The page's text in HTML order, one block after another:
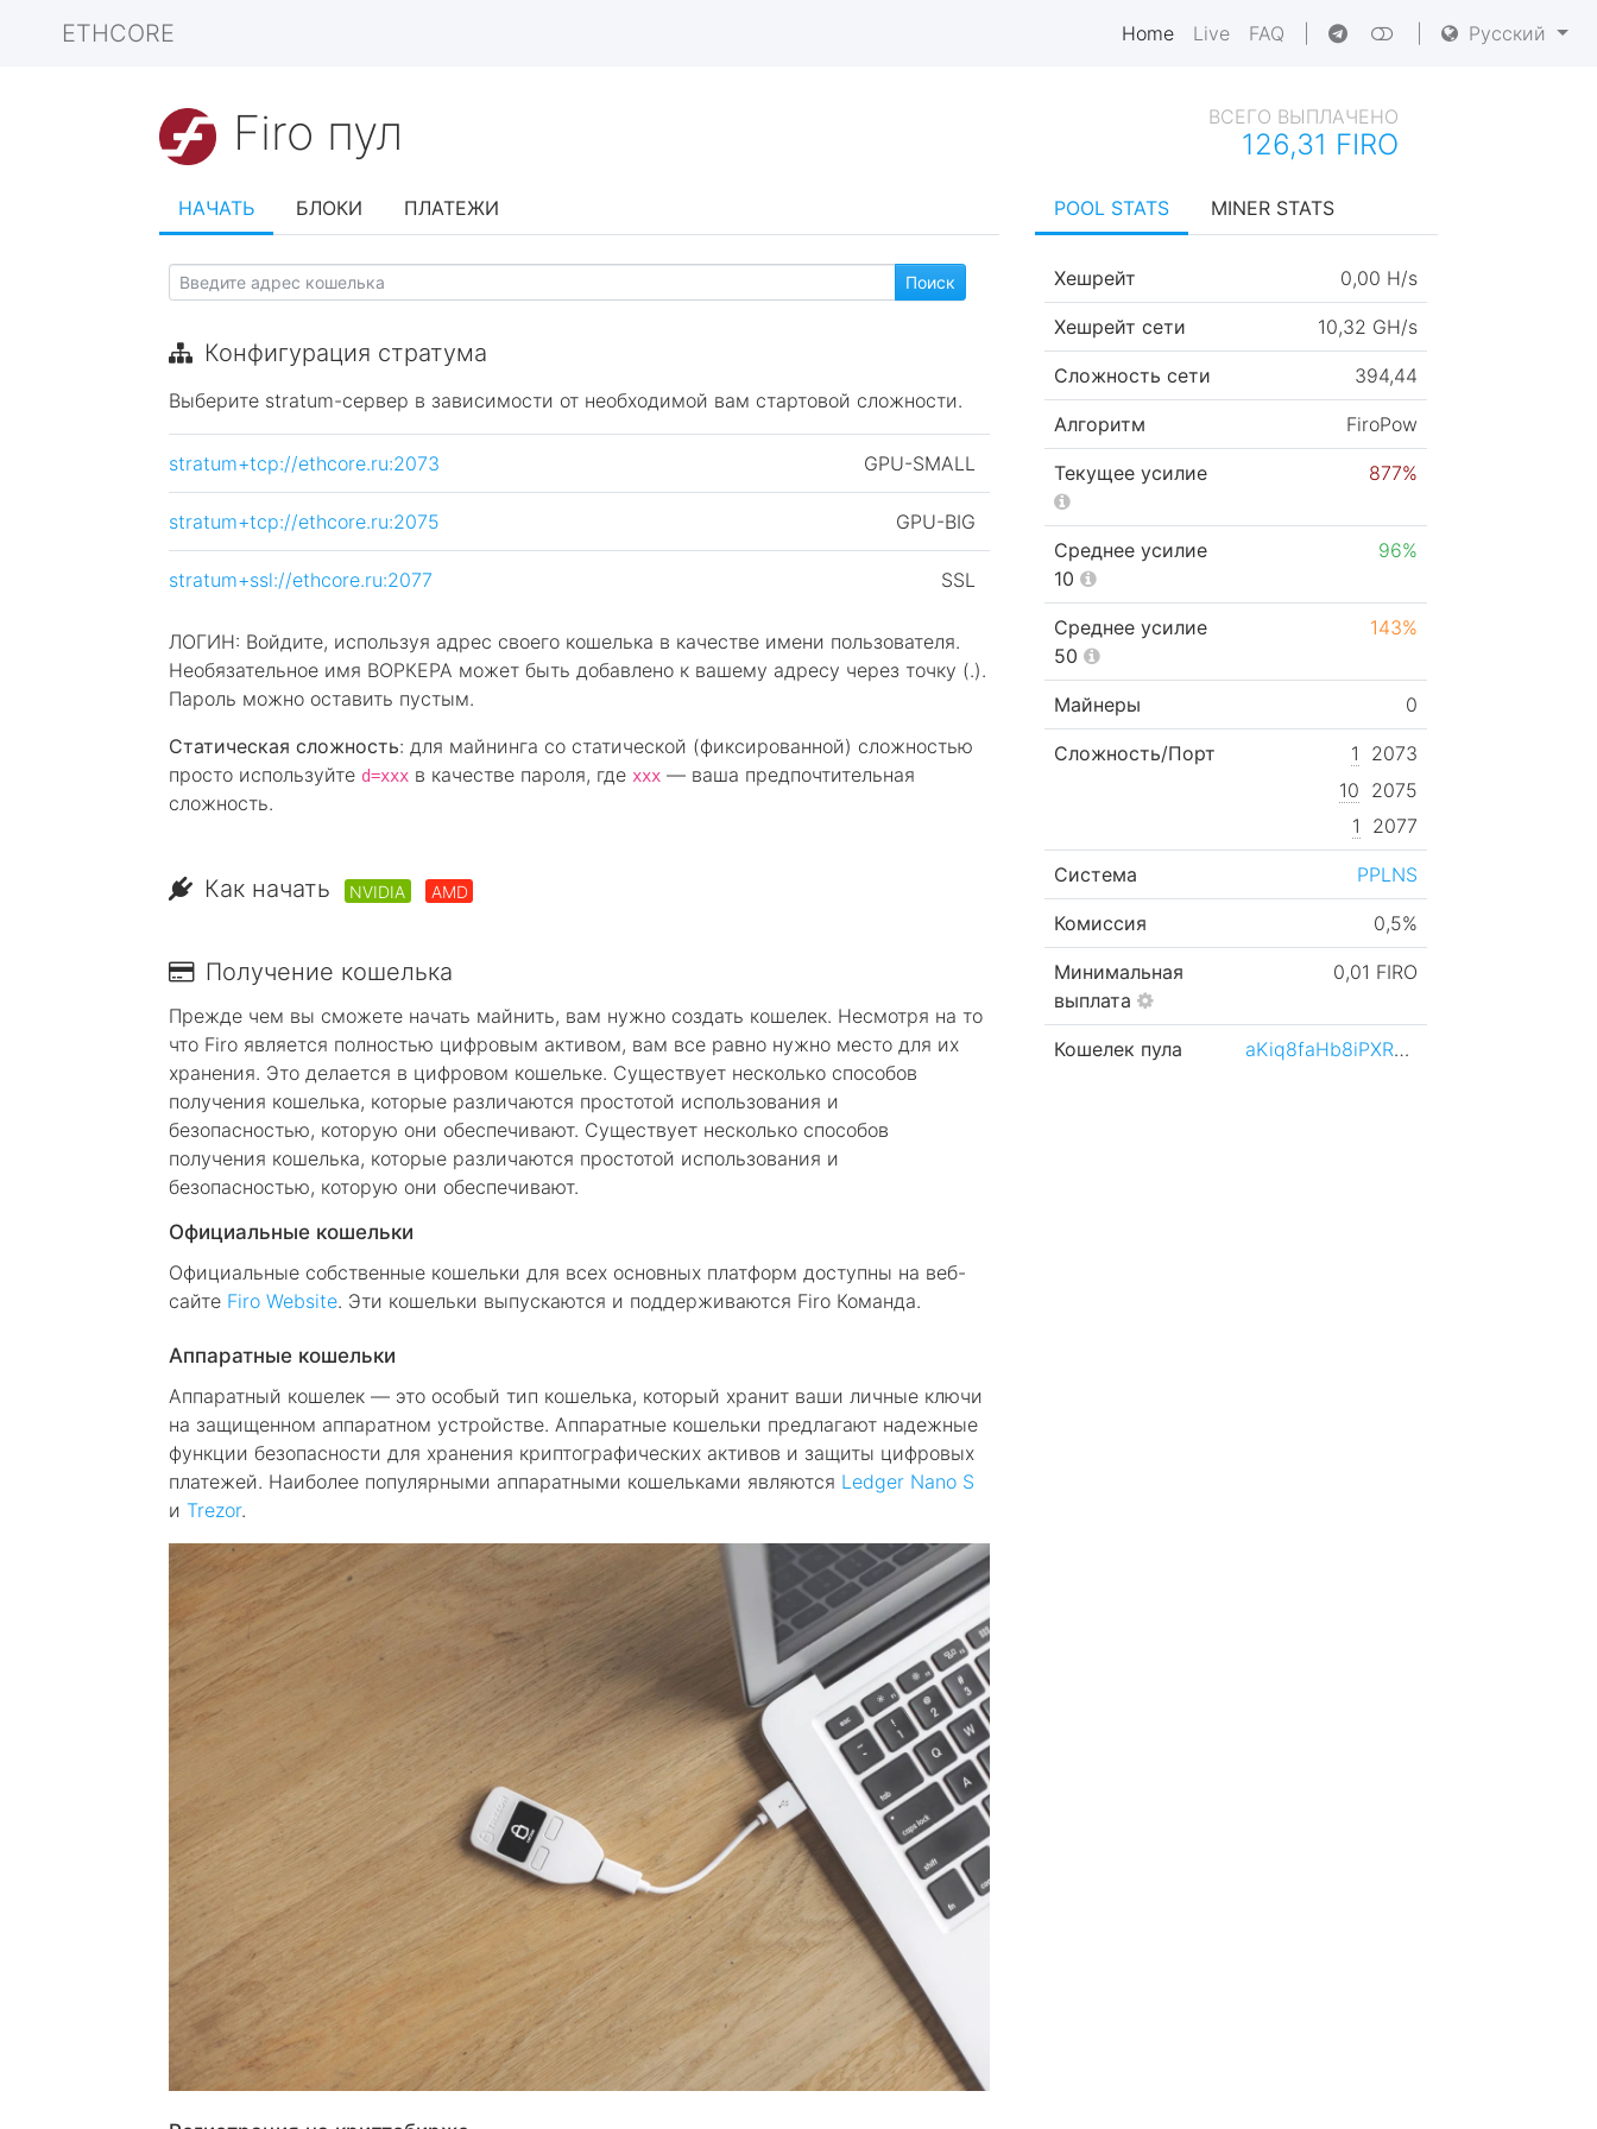
ETHCORE Home Live FAQ Русский
Firo пул ВСЕГО ВЫПЛАЧЕНО
126,31 FIRO
НАЧАТЬ БЛОКИ ПЛАТЕЖИ
Конфигурация стратума
Выберите stratum-сервер в зависимости от необходимой вам стартовой сложности.
stratum+tcp://ethcore.ru:2073 GPU-SMALL
stratum+tcp://ethcore.ru:2075 GPU-BIG
stratum+ssl://ethcore.ru:2077 SSL
ЛОГИН: Войдите, используя адрес своего кошелька в качестве имени пользователя.
Необязательное имя ВОРКЕРА может быть добавлено к вашему адресу через точку (.).
Пароль можно оставить пустым.
Статическая сложность: для майнинга со статической (фиксированной) сложностью
просто используйте d=xxx в качестве пароля, где xxx — ваша предпочтительная
сложность.
Как начать NVIDIA AMD
Получение кошелька
Прежде чем вы сможете начать майнить, вам нужно создать кошелек. Несмотря на то
что Firo является полностью цифровым активом, вам все равно нужно место для их
хранения. Это делается в цифровом кошельке. Существует несколько способов
получения кошелька, которые различаются простотой использования и
безопасностью, которую они обеспечивают. Существует несколько способов
получения кошелька, которые различаются простотой использования и
безопасностью, которую они обеспечивают.
Официальные кошельки
Официальные собственные кошельки для всех основных платформ доступны на веб-
сайте Firo Website. Эти кошельки выпускаются и поддерживаются Firo Команда.
Аппаратные кошельки
Аппаратный кошелек — это особый тип кошелька, который хранит ваши личные ключи
на защищенном аппаратном устройстве. Аппаратные кошельки предлагают надежные
функции безопасности для хранения криптографических активов и защиты цифровых
платежей. Наиболее популярными аппаратными кошельками являются Ledger Nano S
и Trezor.
POOL STATS MINER STATS
Хешрейт 0,00 H/s
Хешрейт сети 10,32 GH/s
Сложность сети 394,44
Алгоритм FiroPow
Текущее усилие 877%
Среднее усилие
10
96%
Среднее усилие
50
143%
Майнеры 0
Сложность/Порт 1
2073
10 2075
1
2077
Система PPLNS
Комиссия 0,5%
Минимальная
выплата
0,01 FIRO
Кошелек пула aKiq8faHb8iPXRYwqtnPMt5xaZaZRyHLVb